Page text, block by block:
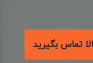
تماس بگیرید